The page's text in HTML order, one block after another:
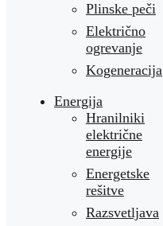
Plinske peči
Električno
ogrevanje
Kogeneracija
Energija
Hranilniki
električne
energije
Energetske
rešitve
Razsvetljava